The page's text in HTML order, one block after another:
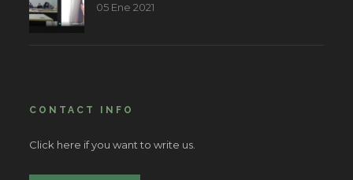
05 Ene 2021
CONTACT INFO
Click here if you want to write us.